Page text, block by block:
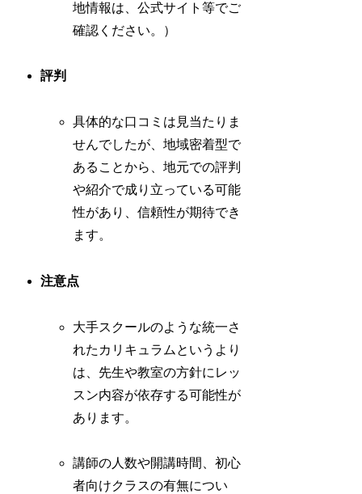
地情報は、公式サイト等でご
確認ください。）
評判
具体的な口コミは見当たりま
せんでしたが、地域密着型で
あることから、地元での評判
や紹介で成り立っている可能
性があり、信頼性が期待でき
ます。
注意点
大手スクールのような統一さ
れたカリキュラムというより
は、先生や教室の方針にレッ
スン内容が依存する可能性が
あります。
講師の人数や開講時間、初心
者向けクラスの有無につい